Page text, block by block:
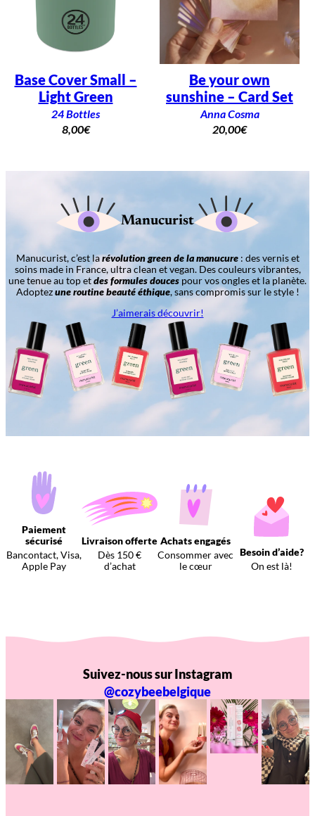
Base Cover Small –
Light Green
24 Bottles
8,00€
Be your own
sunshine – Card Set
Anna Cosma
20,00€
Manucurist
Manucurist, c’est larévolution green de la manucure: des vernis et
soins made in France, ultra clean et vegan. Des couleurs vibrantes,
une tenue au top etdes formules douces pour vos ongles et la planète.
Adoptezune routine beauté éthique, sans compromis sur le style !
J’aimerais découvrir!
Paiement
sécurisé
Bancontact, Visa,
Apple Pay
Livraison offerte
Dès 150 €
d’achat
Achats engagés
Consommer avec
le cœur
Besoin d’aide?
On est là!
Suivez-nous sur Instagram
@cozybeebelgique